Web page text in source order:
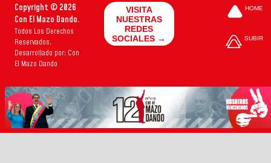
cómplices
sacudírsela
Copyright © 2026
Con El Mazo Dando.
Todos Los Derechos
Reservados.
Desarrollado por: Con
El Mazo Dando
VISITA
NUESTRAS
REDES
SOCIALES →
HOME
SUBIR